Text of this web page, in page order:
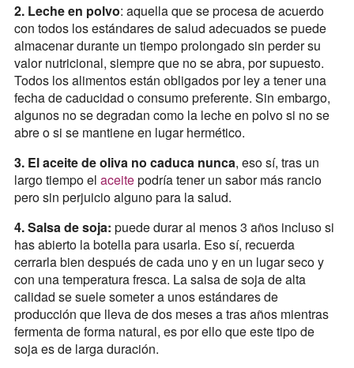
2. Leche en polvo: aquella que se procesa de acuerdo
con todos los estándares de salud adecuados se puede
almacenar durante un tiempo prolongado sin perder su
valor nutricional, siempre que no se abra, por supuesto.
Todos los alimentos están obligados por ley a tener una
fecha de caducidad o consumo preferente. Sin embargo,
algunos no se degradan como la leche en polvo si no se
abre o si se mantiene en lugar hermético.
3. El aceite de oliva no caduca nunca, eso sí, tras un
largo tiempo el aceitepodría tener un sabor más rancio
pero sin perjuicio alguno para la salud.
4. Salsa de soja: puede durar al menos 3 años incluso si
has abierto la botella para usarla. Eso sí, recuerda
cerrarla bien después de cada uno y en un lugar seco y
con una temperatura fresca. La salsa de soja de alta
calidad se suele someter a unos estándares de
producción que lleva de dos meses a tras años mientras
fermenta de forma natural, es por ello que este tipo de
soja es de larga duración.